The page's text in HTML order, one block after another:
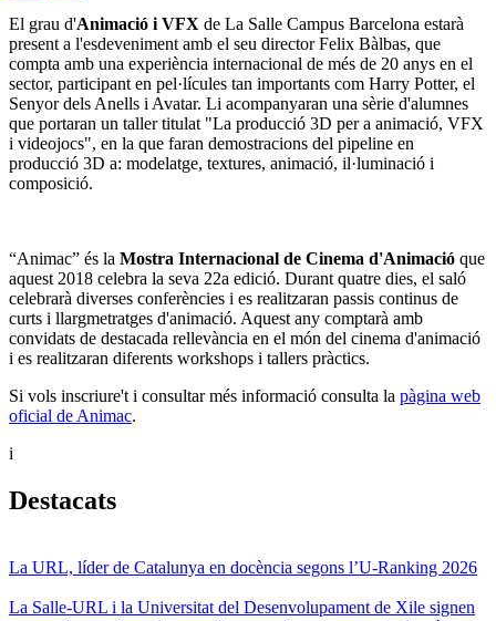
El grau d'Animació i VFX de La Salle Campus Barcelona estarà
present a l'esdeveniment amb el seu director Felix Bàlbas, que
compta amb una experiència internacional de més de 20 anys en el
sector, participant en pel·lícules tan importants com Harry Potter, el
Senyor dels Anells i Avatar. Li acompanyaran una sèrie d'alumnes
que portaran un taller titulat "La producció 3D per a animació, VFX
i videojocs", en la que faran demostracions del pipeline en
producció 3D a: modelatge, textures, animació, il·luminació i
composició.
“Animac” és la Mostra Internacional de Cinema d'Animació que
aquest 2018 celebra la seva 22a edició. Durant quatre dies, el saló
celebrarà diverses conferències i es realitzaran passis continus de
curts i llargmetratges d'animació. Aquest any comptarà amb
convidats de destacada rellevància en el món del cinema d'animació
i es realitzaran diferents workshops i tallers pràctics.
Si vols inscriure't i consultar més informació consulta la pàgina web
oficial de Animac.
i
Destacats
La URL, líder de Catalunya en docència segons l’U-Ranking 2026
La Salle-URL i la Universitat del Desenvolupament de Xile signen